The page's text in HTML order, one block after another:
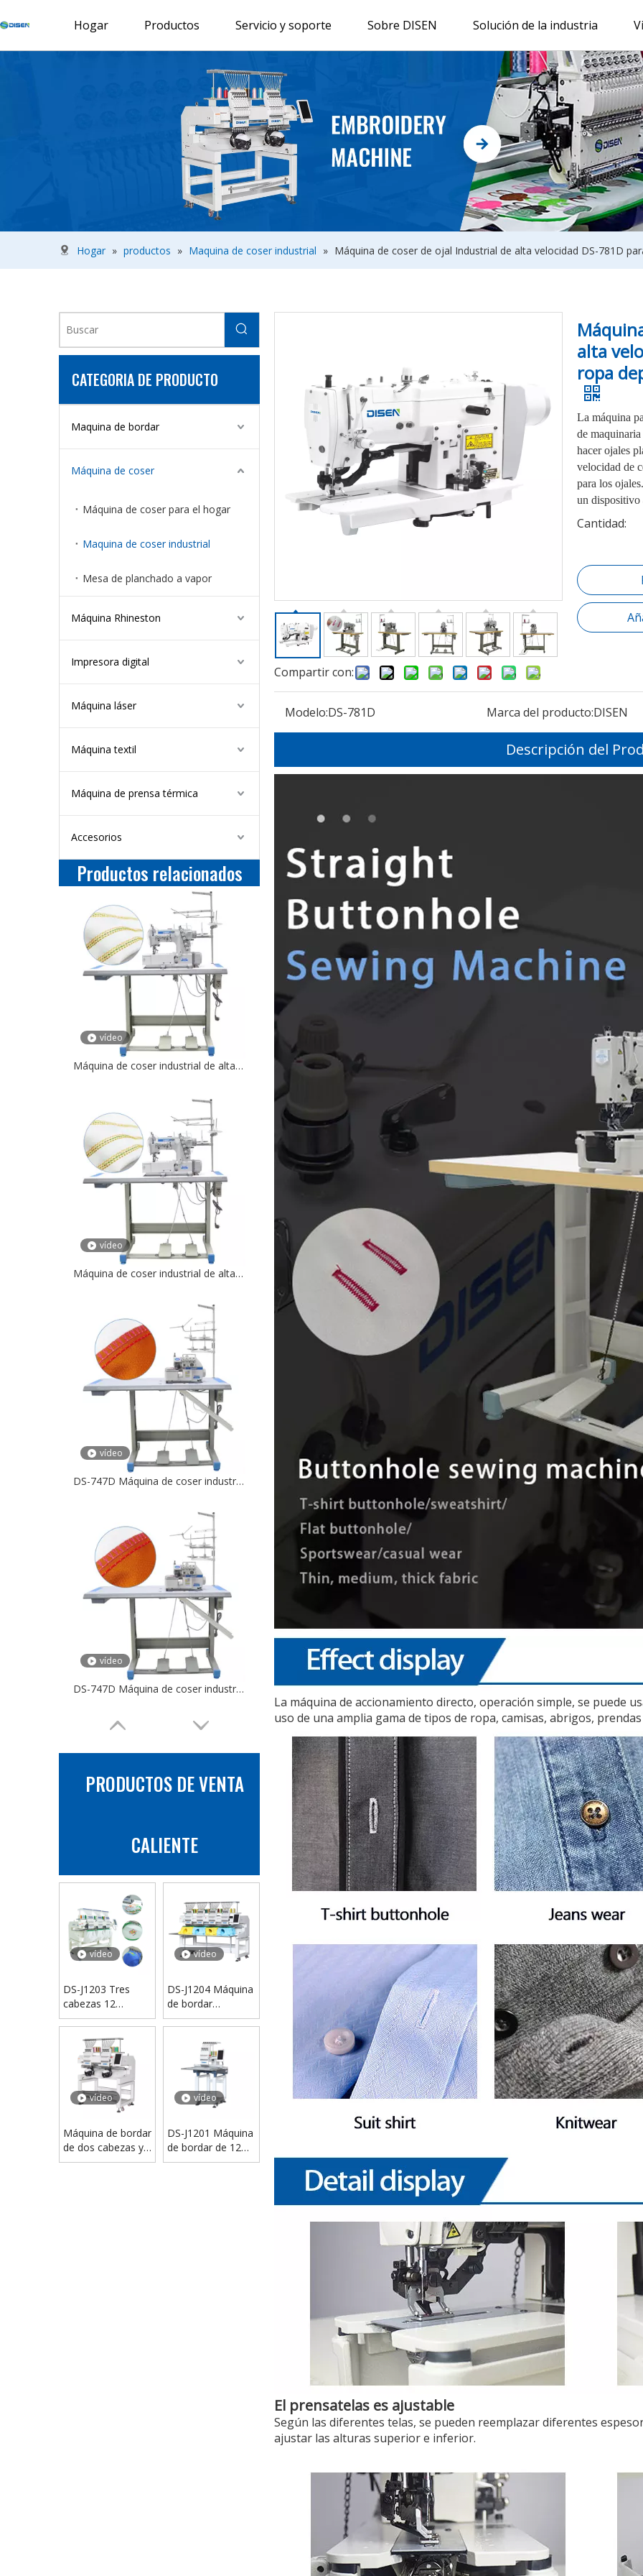
Hogar Productos Servicio y soporte Sobre DISEN Solución de la industria
Hogar » productos » Maquina de coser industrial » Máquina de coser de ojal Industrial de alta velocidad DS-781D
CATEGORIA DE PRODUCTO
Maquina de bordar
Máquina de coser
Máquina de coser para el hogar
Maquina de coser industrial
Mesa de planchado a vapor
Máquina Rhineston
Impresora digital
Máquina láser
Máquina textil
Máquina de prensa térmica
Accesorios
Productos relacionados
vídeo
Máquina de coser industrial de alta velocidad DS-500D Máquina de coser entrelazada de tela de puntada de 5 hilos
vídeo
Máquina de coser industrial de alta velocidad DS-500D Máquina de coser entrelazada de tela de puntada de 5 hilos
vídeo
DS-747D Máquina de coser industrial Overlock 4 hilos para sobrebordado de Jack de manga de toalla
vídeo
DS-747D Máquina de coser industrial Overlock 4 hilos para sobrebordado de Jack de manga de toalla
vídeo
PRODUCTOS DE VENTA
CALIENTE
vídeo
DS-J1203 Tres
cabezas 12
Máquina de
vídeo
DS-J1204 Máquina
de bordar
camisetas con
12 agujas
vídeo
Máquina de bordar
de dos cabezas y
12 agujas DSC-
vídeo
DS-J1201 Máquina
de bordar de 12
agujas de un solo
Compartir con:
alta
ropa
La máquina
de
hacer ojales
velocidad de
para los
un dispositivo
Cantidad:
Modelo:DS-781D Marca del producto:DISEN
Descripción del
La máquina de accionamiento directo, operación simple, se puede
uso de una amplia gama de tipos de ropa, camisas, abrigos,
El prensatelas es ajustable
Según las diferentes telas, se pueden reemplazar diferentes
ajustar las alturas superior e inferior.